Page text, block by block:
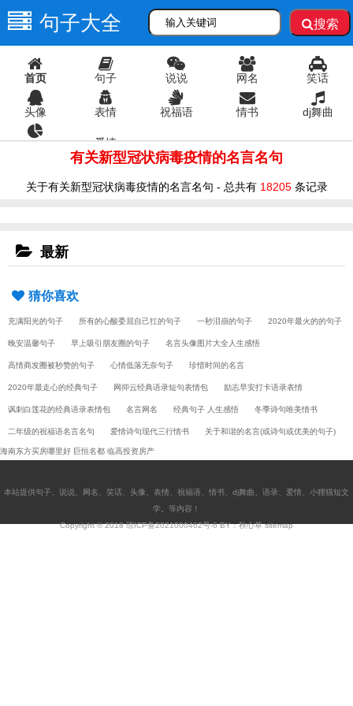
句子大全 搜索
首页 句子 说说 网名 笑话
头像 表情 祝福语 情书 dj舞曲
爱情
有关新型冠状病毒疫情的名言名句
关于有关新型冠状病毒疫情的名言名句 - 总共有 18205条记录
最新
猜你喜欢
充满阳光的句子 所有的心酸委屈自己扛的句子 一秒泪崩的句子 2020年最火的的句子
晚安温馨句子 早上吸引朋友圈的句子 名言头像图片大全人生感悟
高情商发圈被秒赞的句子 心情低落无奈句子 珍惜时间的名言
2020年最走心的经典句子 网抑云经典语录短句表情包 励志早安打卡语录表情
讽刺白莲花的经典语录表情包 名言网名 经典句子 人生感悟 冬季诗句唯美情书
二年级的祝福语名言名句 爱情诗句现代三行情书 关于和谐的名言(或诗句或优美的句子)
海南东方买房哪里好 巨恒名都 临高投资房产
本站提供句子 说说 网名 笑话 头像 表情 祝福语 情书 dj舞曲 语录 爱情
小狸猫短文
学 。等内容！
Copyright © 2018琼ICP备2021000462号-6BY：秋心草sitemap